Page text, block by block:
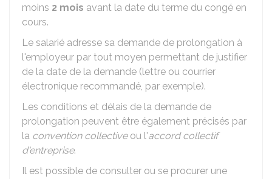
moins 2 mois avant la date du terme du congé en
cours.
Le salarié adresse sa demande de prolongation à
l'employeur par tout moyen permettant de justifier
de la date de la demande (lettre ou courrier
électronique recommandé, par exemple).
Les conditions et délais de la demande de
prolongation peuvent être également précisés par
la convention collectiveou l'accord collectif
d'entreprise.
Il est possible de consulter ou se procurer une